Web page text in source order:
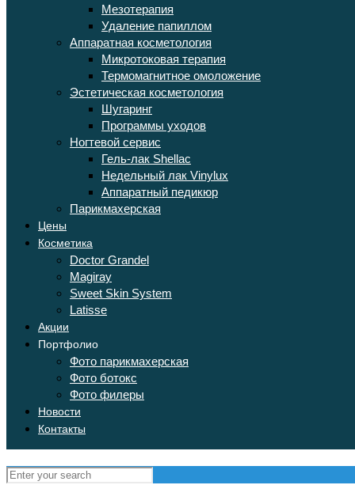
Мезотерапия
Удаление папиллом
Аппаратная косметология
Микротоковая терапия
Термомагнитное омоложение
Эстетическая косметология
Шугаринг
Программы уходов
Ногтевой сервис
Гель-лак Shellac
Недельный лак Vinylux
Аппаратный педикюр
Парикмахерская
Цены
Косметика
Doctor Grandel
Magiray
Sweet Skin System
Latisse
Акции
Портфолио
Фото парикмахерская
Фото ботокс
Фото филеры
Новости
Контакты